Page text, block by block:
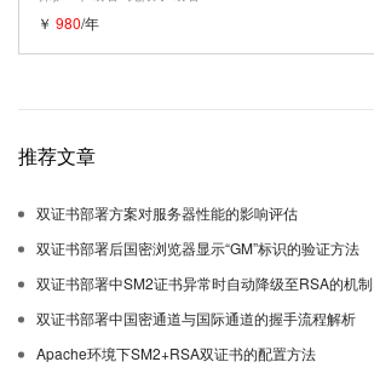
￥ 980/年
推荐文章
双证书部署方案对服务器性能的影响评估
双证书部署后国密浏览器显示“GM”标识的验证方法
双证书部署中SM2证书异常时自动降级至RSA的机制
双证书部署中国密通道与国际通道的握手流程解析
Apache环境下SM2+RSA双证书的配置方法